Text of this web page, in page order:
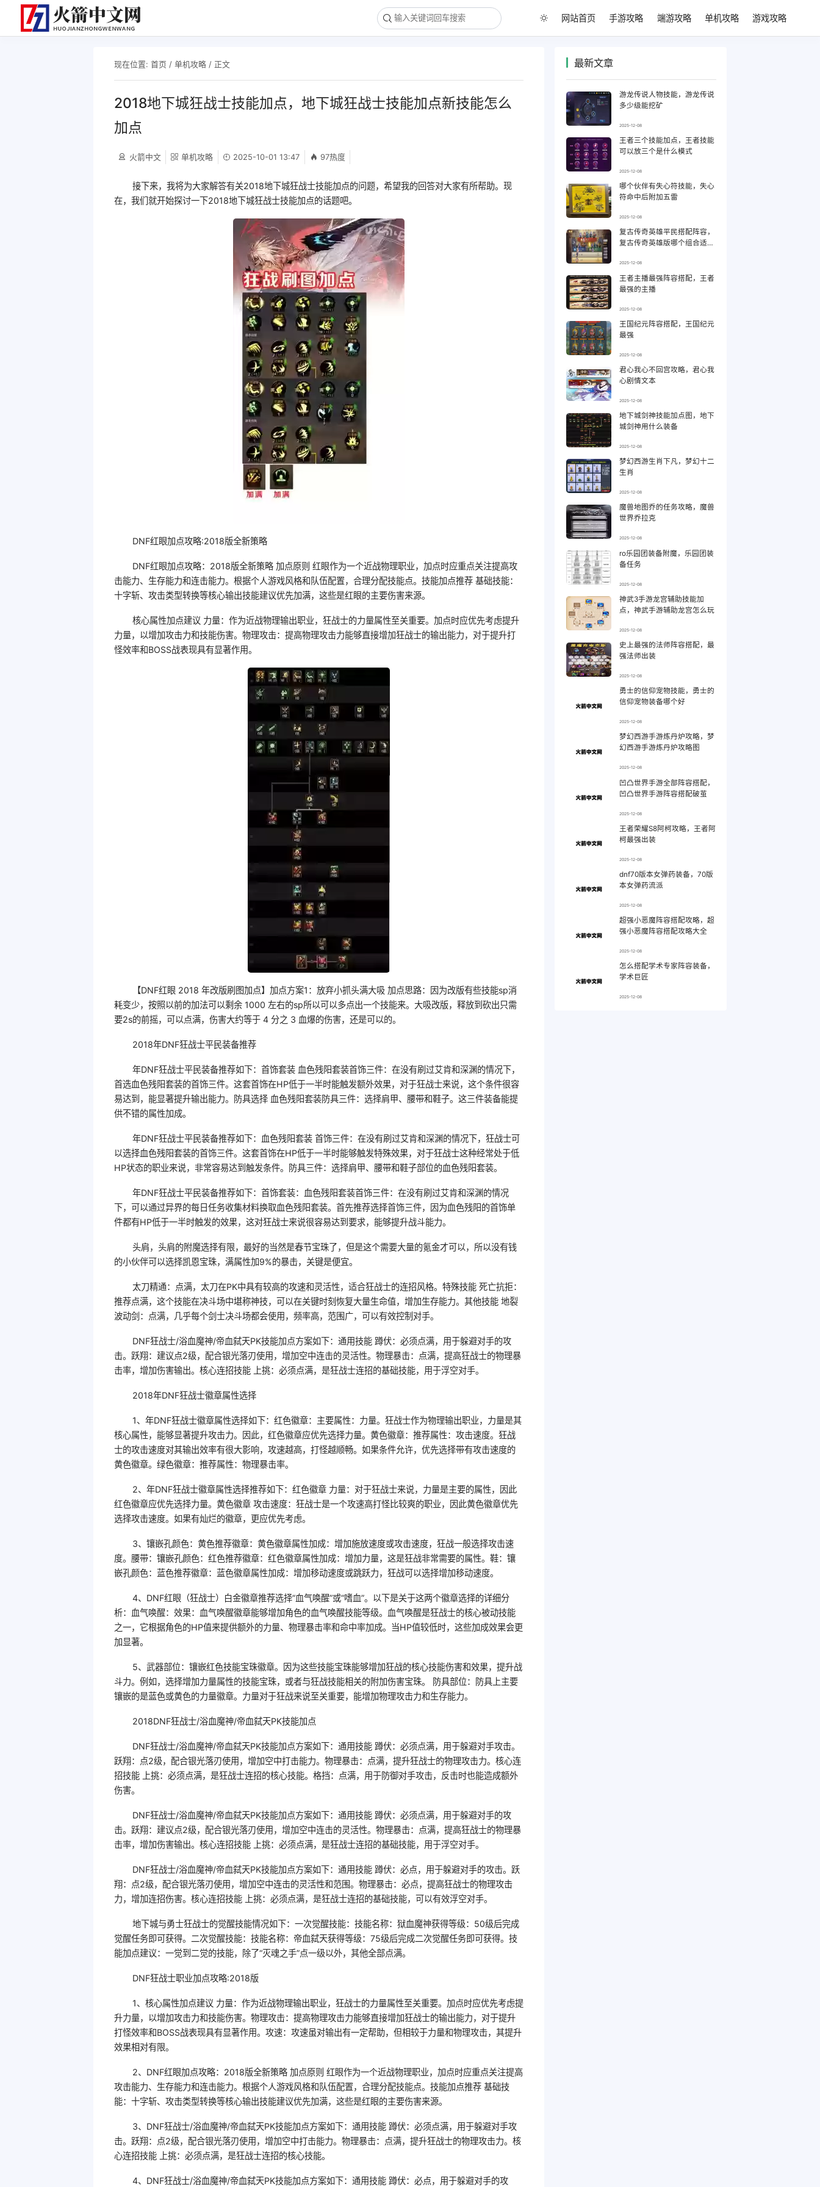
网站首页 手游攻略 端游攻略 单机攻略 游戏攻略
现在位置: 首页 / 单机攻略/ 正文
2018地下城狂战士技能加点，地下城狂战士技能加点新技能怎么
加点
火箭中文 单机攻略 2025-10-01 13:47 97热度
接下来，我将为大家解答有关2018地下城狂战士技能加点的问题，希望我的回答对大家有所帮助。现
在，我们就开始探讨一下2018地下城狂战士技能加点的话题吧。
DNF红眼加点攻略:2018版全新策略
DNF红眼加点攻略：2018版全新策略 加点原则 红眼作为一个近战物理职业，加点时应重点关注提高攻
击能力、生存能力和连击能力。根据个人游戏风格和队伍配置，合理分配技能点。技能加点推荐 基础技能：
十字斩、攻击类型转换等核心输出技能建议优先加满，这些是红眼的主要伤害来源。
核心属性加点建议 力量：作为近战物理输出职业，狂战士的力量属性至关重要。加点时应优先考虑提升
力量，以增加攻击力和技能伤害。物理攻击：提高物理攻击力能够直接增加狂战士的输出能力，对于提升打
怪效率和BOSS战表现具有显著作用。
【DNF红眼 2018 年改版刷图加点】加点方案1：放弃小抓头满大吸 加点思路：因为改版有些技能sp消
耗变少，按照以前的加法可以剩余 1000 左右的sp所以可以多点出一个技能来。大吸改版，释放到砍出只需
要2s的前摇，可以点满，伤害大约等于 4 分之 3 血爆的伤害，还是可以的。
2018年DNF狂战士平民装备推荐
年DNF狂战士平民装备推荐如下：首饰套装 血色残阳套装首饰三件：在没有刷过艾肯和深渊的情况下，
首选血色残阳套装的首饰三件。这套首饰在HP低于一半时能触发额外效果，对于狂战士来说，这个条件很容
易达到，能显著提升输出能力。防具选择 血色残阳套装防具三件：选择肩甲、腰带和鞋子。这三件装备能提
供不错的属性加成。
年DNF狂战士平民装备推荐如下：血色残阳套装 首饰三件：在没有刷过艾肯和深渊的情况下，狂战士可
以选择血色残阳套装的首饰三件。这套首饰在HP低于一半时能够触发特殊效果，对于狂战士这种经常处于低
HP状态的职业来说，非常容易达到触发条件。防具三件：选择肩甲、腰带和鞋子部位的血色残阳套装。
年DNF狂战士平民装备推荐如下：首饰套装：血色残阳套装首饰三件：在没有刷过艾肯和深渊的情况
下，可以通过异界的每日任务收集材料换取血色残阳套装。首先推荐选择首饰三件，因为血色残阳的首饰单
件都有HP低于一半时触发的效果，这对狂战士来说很容易达到要求，能够提升战斗能力。
头肩，头肩的附魔选择有限，最好的当然是春节宝珠了，但是这个需要大量的氪金才可以，所以没有钱
的小伙伴可以选择凯恩宝珠，满属性加9%的暴击，关键是便宜。
太刀精通：点满，太刀在PK中具有较高的攻速和灵活性，适合狂战士的连招风格。特殊技能 死亡抗拒：
推荐点满，这个技能在决斗场中堪称神技，可以在关键时刻恢复大量生命值，增加生存能力。其他技能 地裂
波动剑：点满，几乎每个剑士决斗场都会使用，频率高，范围广，可以有效控制对手。
DNF狂战士/浴血魔神/帝血弑天PK技能加点方案如下：通用技能 蹲伏：必须点满，用于躲避对手的攻
击。跃翔：建议点2级，配合银光落刃使用，增加空中连击的灵活性。物理暴击：点满，提高狂战士的物理暴
击率，增加伤害输出。核心连招技能 上挑：必须点满，是狂战士连招的基础技能，用于浮空对手。
2018年DNF狂战士徽章属性选择
1、年DNF狂战士徽章属性选择如下：红色徽章：主要属性：力量。狂战士作为物理输出职业，力量是其
核心属性，能够显著提升攻击力。因此，红色徽章应优先选择力量。黄色徽章：推荐属性：攻击速度。狂战
士的攻击速度对其输出效率有很大影响，攻速越高，打怪越顺畅。如果条件允许，优先选择带有攻击速度的
黄色徽章。绿色徽章：推荐属性：物理暴击率。
2、年DNF狂战士徽章属性选择推荐如下：红色徽章 力量：对于狂战士来说，力量是主要的属性，因此
红色徽章应优先选择力量。黄色徽章 攻击速度：狂战士是一个攻速高打怪比较爽的职业，因此黄色徽章优先
选择攻击速度。如果有灿烂的徽章，更应优先考虑。
3、镶嵌孔颜色：黄色推荐徽章：黄色徽章属性加成：增加施放速度或攻击速度，狂战一般选择攻击速
度。腰带：镶嵌孔颜色：红色推荐徽章：红色徽章属性加成：增加力量，这是狂战非常需要的属性。鞋：镶
嵌孔颜色：蓝色推荐徽章：蓝色徽章属性加成：增加移动速度或跳跃力，狂战可以选择增加移动速度。
4、DNF红眼（狂战士）白金徽章推荐选择“血气唤醒”或“嗜血”。以下是关于这两个徽章选择的详细分
析：血气唤醒：效果：血气唤醒徽章能够增加角色的血气唤醒技能等级。血气唤醒是狂战士的核心被动技能
之一，它根据角色的HP值来提供额外的力量、物理暴击率和命中率加成。当HP值较低时，这些加成效果会更
加显著。
5、武器部位：镶嵌红色技能宝珠徽章。因为这些技能宝珠能够增加狂战的核心技能伤害和效果，提升战
斗力。例如，选择增加力量属性的技能宝珠，或者与狂战技能相关的附加伤害宝珠。 防具部位：防具上主要
镶嵌的是蓝色或黄色的力量徽章。力量对于狂战来说至关重要，能增加物理攻击力和生存能力。
2018DNF狂战士/浴血魔神/帝血弑天PK技能加点
DNF狂战士/浴血魔神/帝血弑天PK技能加点方案如下：通用技能 蹲伏：必须点满，用于躲避对手攻击。
跃翔：点2级，配合银光落刃使用，增加空中打击能力。物理暴击：点满，提升狂战士的物理攻击力。核心连
招技能 上挑：必须点满，是狂战士连招的核心技能。格挡：点满，用于防御对手攻击，反击时也能造成额外
伤害。
DNF狂战士/浴血魔神/帝血弑天PK技能加点方案如下：通用技能 蹲伏：必须点满，用于躲避对手的攻
击。跃翔：建议点2级，配合银光落刃使用，增加空中连击的灵活性。物理暴击：点满，提高狂战士的物理暴
击率，增加伤害输出。核心连招技能 上挑：必须点满，是狂战士连招的基础技能，用于浮空对手。
DNF狂战士/浴血魔神/帝血弑天PK技能加点方案如下：通用技能 蹲伏：必点，用于躲避对手的攻击。跃
翔：点2级，配合银光落刃使用，增加空中连击的灵活性和范围。物理暴击：必点，提高狂战士的物理攻击
力，增加连招伤害。核心连招技能 上挑：必须点满，是狂战士连招的基础技能，可以有效浮空对手。
地下城与勇士狂战士的觉醒技能情况如下：一次觉醒技能：技能名称：狱血魔神获得等级：50级后完成
觉醒任务即可获得。二次觉醒技能：技能名称：帝血弑天获得等级：75级后完成二次觉醒任务即可获得。技
能加点建议：一觉到二觉的技能，除了“灭魂之手”点一级以外，其他全部点满。
DNF狂战士职业加点攻略:2018版
1、核心属性加点建议 力量：作为近战物理输出职业，狂战士的力量属性至关重要。加点时应优先考虑提
升力量，以增加攻击力和技能伤害。物理攻击：提高物理攻击力能够直接增加狂战士的输出能力，对于提升
打怪效率和BOSS战表现具有显著作用。攻速：攻速虽对输出有一定帮助，但相较于力量和物理攻击，其提升
效果相对有限。
2、DNF红眼加点攻略：2018版全新策略 加点原则 红眼作为一个近战物理职业，加点时应重点关注提高
攻击能力、生存能力和连击能力。根据个人游戏风格和队伍配置，合理分配技能点。技能加点推荐 基础技
能：十字斩、攻击类型转换等核心输出技能建议优先加满，这些是红眼的主要伤害来源。
3、DNF狂战士/浴血魔神/帝血弑天PK技能加点方案如下：通用技能 蹲伏：必须点满，用于躲避对手攻
击。跃翔：点2级，配合银光落刃使用，增加空中打击能力。物理暴击：点满，提升狂战士的物理攻击力。核
心连招技能 上挑：必须点满，是狂战士连招的核心技能。
4、DNF狂战士/浴血魔神/帝血弑天PK技能加点方案如下：通用技能 蹲伏：必点，用于躲避对手的攻
最新文章
游龙传说人物技能，游龙传说
多少级能挖矿
2025-12-08
王者三个技能加点，王者技能
可以放三个是什么模式
2025-12-08
哪个伙伴有失心符技能，失心
符命中后附加五雷
2025-12-08
复古传奇英雄平民搭配阵容，
复古传奇英雄版哪个组合适合
2025-12-08
王者主播最强阵容搭配，王者
最强的主播
2025-12-08
王国纪元阵容搭配，王国纪元
最强
2025-12-08
君心我心不回宫攻略，君心我
心剧情文本
2025-12-08
地下城剑神技能加点图，地下
城剑神用什么装备
2025-12-08
梦幻西游生肖下凡，梦幻十二
生肖
2025-12-08
魔兽地图乔的任务攻略，魔兽
世界乔拉克
2025-12-08
ro乐园团装备附魔，乐园团装
备任务
2025-12-08
神武3手游龙宫辅助技能加
点，神武手游辅助龙宫怎么玩
2025-12-08
史上最强的法师阵容搭配，最
强法师出装
2025-12-08
勇士的信仰宠物技能，勇士的
信仰宠物装备哪个好
2025-12-08
梦幻西游手游炼丹炉攻略，梦
幻西游手游炼丹炉攻略图
2025-12-08
凹凸世界手游全部阵容搭配，
凹凸世界手游阵容搭配破茧
2025-12-08
王者荣耀S8阿柯攻略，王者阿
柯最强出装
2025-12-08
dnf70版本女弹药装备，70版
本女弹药流派
2025-12-08
超强小恶魔阵容搭配攻略，超
强小恶魔阵容搭配攻略大全
2025-12-08
怎么搭配学术专家阵容装备，
学术巨匠
2025-12-08